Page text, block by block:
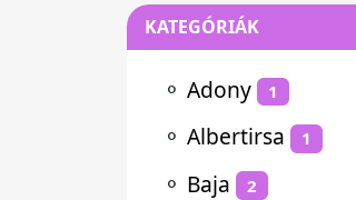
KATEGÓRIÁK
⚬ Adony 1
⚬ Albertirsa 1
⚬ Baja 2